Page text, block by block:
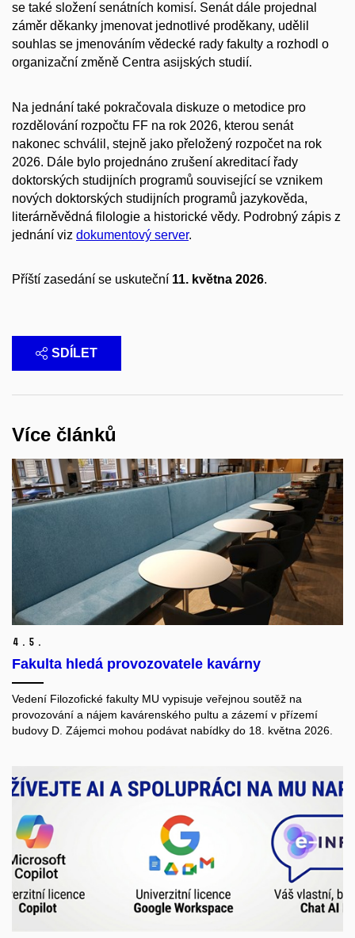
se také složení senátních komisí. Senát dále projednal
záměr děkanky jmenovat jednotlivé proděkany, udělil
souhlas se jmenováním vědecké rady fakulty a rozhodl o
organizační změně Centra asijských studií.
Na jednání také pokračovala diskuze o metodice pro
rozdělování rozpočtu FF na rok 2026, kterou senát
nakonec schválil, stejně jako přeložený rozpočet na rok
2026. Dále bylo projednáno zrušení akreditací řady
doktorských studijních programů související se vznikem
nových doktorských studijních programů jazykověda,
literárněvědná filologie a historické vědy. Podrobný zápis z
jednání viz dokumentový server.
Příští zasedání se uskuteční 11. května 2026.
SDÍLET
Více článků
4. 5.
Fakulta hledá provozovatele kavárny
Vedení Filozofické fakulty MU vypisuje veřejnou soutěž na
provozování a nájem kavárenského pultu a zázemí v přízemí
budovy D. Zájemci mohou podávat nabídky do 18. května 2026.